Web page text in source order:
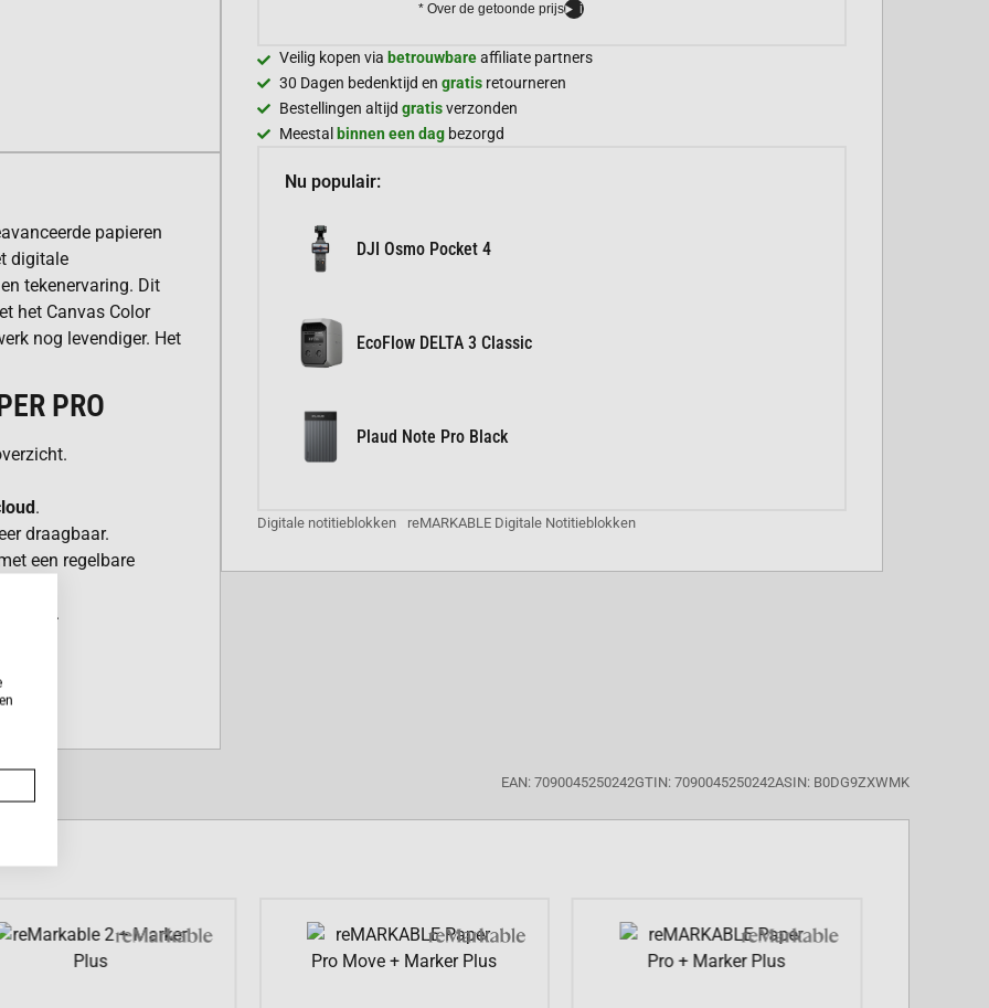
papieren
digitale
tekenervaring. Dit
het Canvas Color
nog levendiger. Het
PRO
.
draagbaar.
een regelbare
stylus.
dit scherm werk
je ogen.
magnetisch vast
te maken over
* Over de getoonde prijs i
Veilig kopen via betrouwbareaffiliate partners
30 Dagen bedenktijd en gratis retourneren
Bestellingen altijd gratisverzonden
Meestal binnen een dag bezorgd
Nu populair:
DJI Osmo Pocket 4
EcoFlow DELTA 3 Classic
Plaud Note Pro Black
Digitale notitieblokken reMARKABLE Digitale Notitieblokken
EAN: 7090045250242GTIN: 7090045250242ASIN: B0DG9ZXWMK